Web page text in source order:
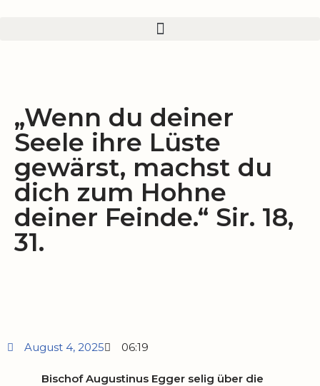
„Wenn du deiner
Seele ihre Lüste
gewärst, machst du
dich zum Hohne
deiner Feinde.“ Sir. 18,
31.
August 4, 2025 06:19
Bischof Augustinus Egger selig über die